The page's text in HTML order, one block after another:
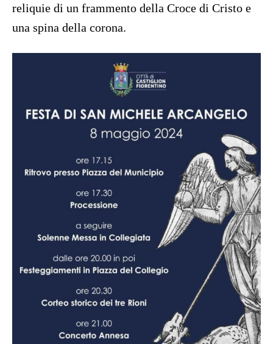
reliquie di un frammento della Croce di Cristo e
una spina della corona.